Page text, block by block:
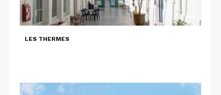
LES THERMES